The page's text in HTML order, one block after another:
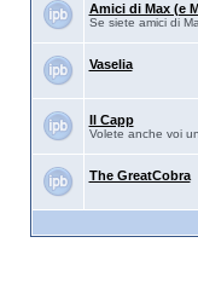
Amici di Max (e
Se siete amici di
Vaselia
Il Capp
Volete anche voi
The GreatCobra